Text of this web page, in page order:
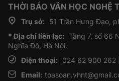
THỜI BÁO VĂN HỌC NGHỆ
Trụ sở:
51 Trần Hưng Đạo,
* Địa chỉ liên lạc: Tầng 7, số 66
Nghĩa Đô, Hà Nội.
Điện thoại:
024 62 900 262
Email: